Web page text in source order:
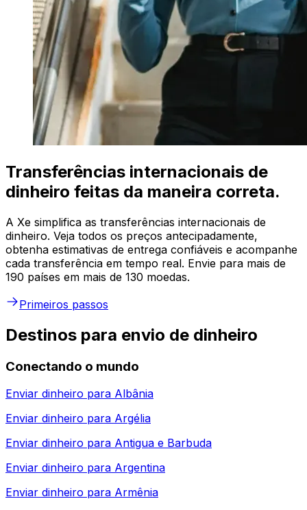
Transferências internacionais de
dinheiro feitas da maneira correta.
A Xe simplifica as transferências internacionais de
dinheiro. Veja todos os preços antecipadamente,
obtenha estimativas de entrega confiáveis e acompanhe
cada transferência em tempo real. Envie para mais de
190 países em mais de 130 moedas.
Primeiros passos
Destinos para envio de dinheiro
Conectando o mundo
Enviar dinheiro para Albânia
Enviar dinheiro para Argélia
Enviar dinheiro para Antigua e Barbuda
Enviar dinheiro para Argentina
Enviar dinheiro para Armênia